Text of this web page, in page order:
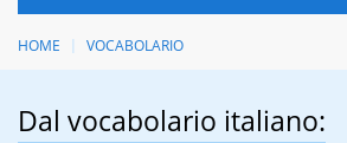
HOME VOCABOLARIO
Dal vocabolario italiano: